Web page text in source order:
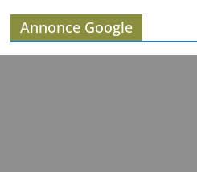
Annonce Google